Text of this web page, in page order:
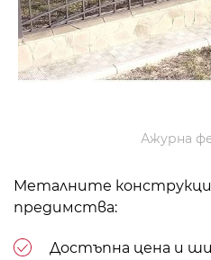
Ажурна
Металните
предимства:
Достъпна цена и